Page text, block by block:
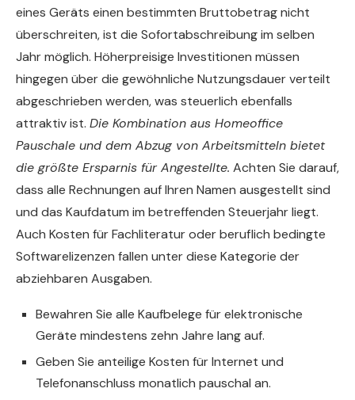
eines Geräts einen bestimmten Bruttobetrag nicht
überschreiten, ist die Sofortabschreibung im selben
Jahr möglich. Höherpreisige Investitionen müssen
hingegen über die gewöhnliche Nutzungsdauer verteilt
abgeschrieben werden, was steuerlich ebenfalls
attraktiv ist. Die Kombination aus Homeoffice
Pauschale und dem Abzug von Arbeitsmitteln bietet
die größte Ersparnis für Angestellte. Achten Sie darauf,
dass alle Rechnungen auf Ihren Namen ausgestellt sind
und das Kaufdatum im betreffenden Steuerjahr liegt.
Auch Kosten für Fachliteratur oder beruflich bedingte
Softwarelizenzen fallen unter diese Kategorie der
abziehbaren Ausgaben.
Bewahren Sie alle Kaufbelege für elektronische
Geräte mindestens zehn Jahre lang auf.
Geben Sie anteilige Kosten für Internet und
Telefonanschluss monatlich pauschal an.